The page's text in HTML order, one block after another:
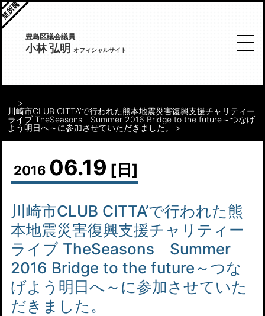
所属
豊島区議会議員
小林 弘明 オフィシャルサイト
川崎市CLUB CITTA’で行われた熊本地震災害復興支援チャリティー
ライブ TheSeasons Summer 2016 Bridge to the future～つなげ
よう明日へ～に参加させていただきました。
2016 06.19 [日]
川崎市CLUB CITTA’で行われた熊
本地震災害復興支援チャリティー
ライブ TheSeasons Summer
2016 Bridge to the future～つな
げよう明日へ～に参加させていた
だきました。